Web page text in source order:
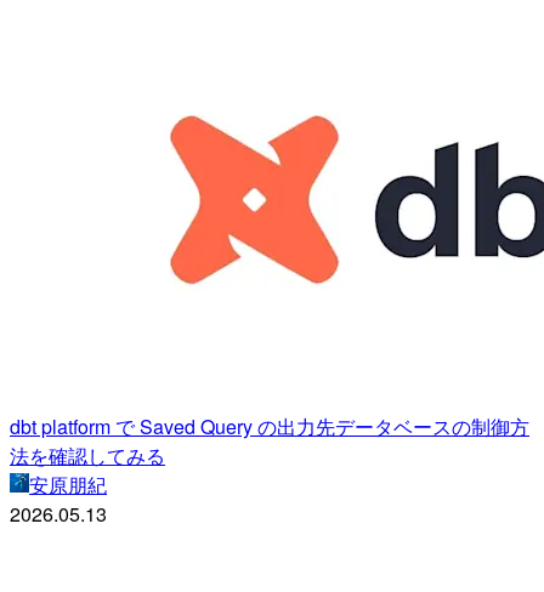
dbt platform で Saved Query の出力先データベースの制御方
法を確認してみる
安原朋紀
2026.05.13